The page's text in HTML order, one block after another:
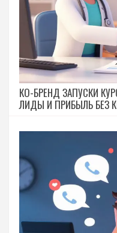
КО-БРЕНД ЗАПУСКИ
ЛИДЫ И ПРИБЫЛЬ БЕЗ